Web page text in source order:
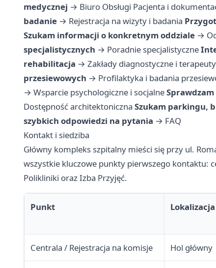
medycznej → Biuro Obsługi Pacjenta i
badanie → Rejestracja na wizyty i badania
Szukam informacji o konkretnym oddziale →
specjalistycznych → Poradnie specjalistyczne
rehabilitacja → Zakłady diagnostyczne i
przesiewowych → Profilaktyka i badania
→ Wsparcie psychologiczne i socjalne
Dostępność architektoniczna Szukam parkingu,
szybkich odpowiedzi na pytania → FAQ
Kontakt i siedziba
Główny kompleks szpitalny mieści się przy ul.
wszystkie kluczowe punkty pierwszego kontaktu:
Polikliniki oraz Izba Przyjęć.
Punkt Lokalizacja
Centrala / Rejestracja na komisje Hol główny